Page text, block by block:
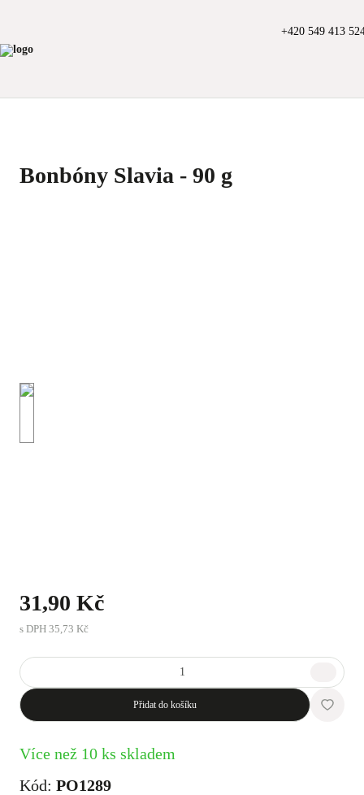
+420 549 413
Bonbóny Slavia - 90 g
31,90 Kč
s DPH 35,73 Kč
Přidat do košíku
Více než 10 ks skladem
Kód: PO1289